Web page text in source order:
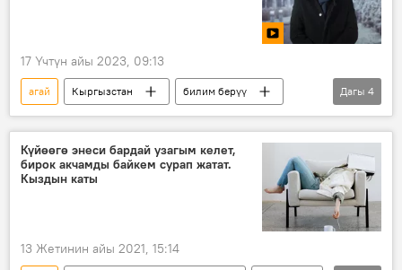
17 Үчтүн айы 2023, 09:13
агай Кыргызстан
билим берүү
муктаждар
Уланбек Мамбетакунов
кайрылуу
Видео
Дагы 4
Күйөөгө энеси бардай узагым келет,
бирок акчамды байкем сурап жатат.
Кыздын каты
13 Жетинин айы 2021, 15:14